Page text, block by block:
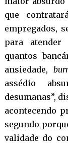
que
empregados,
para atender
quantos
ansiedade,
assédio
desumanas”,
acontecendo
segundo
validade do